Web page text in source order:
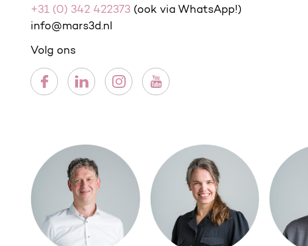
+31 (0) 342 422373 (ook via WhatsApp!)
info@mars3d.nl
Volg ons